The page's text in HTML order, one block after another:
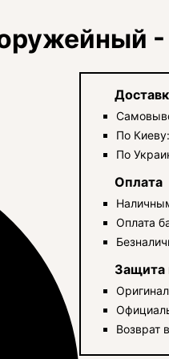
По
По
Оплата
Оплата
Защита
Возврат